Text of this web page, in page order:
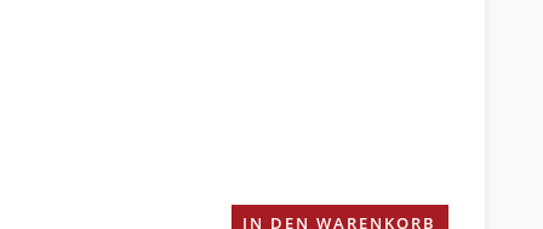
IN DEN WARENKORB